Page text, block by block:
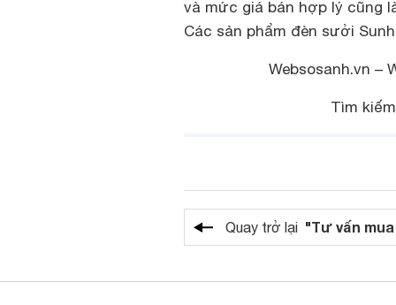
và mức giá bán hợp lý cũng
Các sản phẩm đèn sưởi
Websosanh.vn –
Tìm
Quay trở lại "Tư vấn